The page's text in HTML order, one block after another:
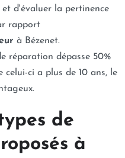
d'évaluer la pertinence
rapport
à Bézenet.
réparation dépasse 50%
ci a plus de 10 ans, le
de
à